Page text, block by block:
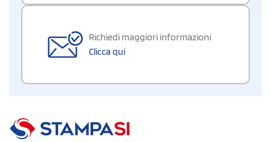
Richiedi maggiori informazioni
Clicca qui